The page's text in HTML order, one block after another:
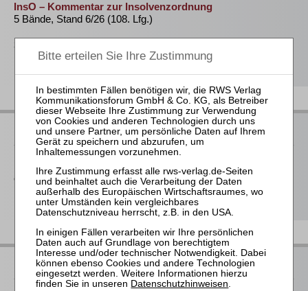
InsO – Kommentar zur Insolvenzordnung
5 Bände, Stand 6/26 (108. Lfg.)
368,00 €
Bestellen
RWS bei Juris
erhalten Sie deshalb auch im Rahmen ausgewählter juris-
Produkte.
RWS bei beck-online
Datenschutzhinweisen